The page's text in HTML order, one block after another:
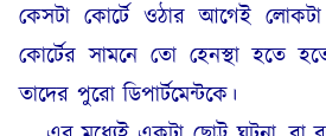
কেসটা কোর্টে ওঠার আগেই লোকটা
কোর্টের সামনে তো হেনস্থা হতে
তাদের পুরো ডিপার্টমেন্টকে।